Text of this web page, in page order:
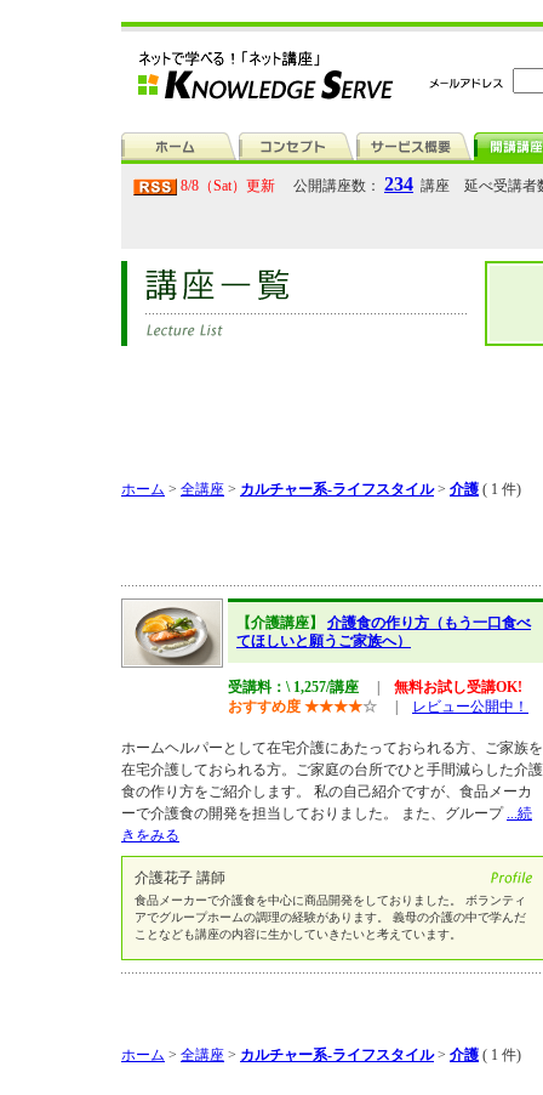
8/8（Sat）更新 公開講座数： 234 講座 延べ受講者
ホーム > 全講座 > カルチャー系-ライフスタイル> 介護 ( 1 件)
【介護講座】 介護食の作り方（もう一口食べ
てほしいと願うご家族へ）
受講料：\ 1,257/講座
無料お試し受講OK!
おすすめ度 ★★★★☆ レビュー公開中！
ホームヘルパーとして在宅介護にあたっておられる方、ご家族を
在宅介護しておられる方。ご家庭の台所でひと手間減らした介護
食の作り方をご紹介します。 私の自己紹介ですが、食品メーカ
ーで介護食の開発を担当しておりました。 また、グループ ...続
きをみる
介護花子 講師
食品メーカーで介護食を中心に商品開発をしておりました。 ボランティ
アでグループホームの調理の経験があります。 義母の介護の中で学んだ
ことなども講座の内容に生かしていきたいと考えています。
ホーム > 全講座 > カルチャー系-ライフスタイル> 介護 ( 1 件)